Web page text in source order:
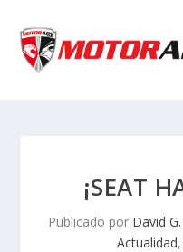
¡SEAT
Publicado por David
Actualidad,